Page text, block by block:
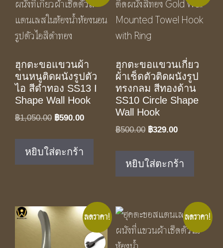
ฮุกตะขอแขวนผ้า
ขนหนูติดผนังรูปตัว
ไอ สีดำทอง SS13 I
Shape Wall Hook
฿1,050.00 Original
฿1,050.00.
฿590.00Current
หยิบใส่ตะกร้า
ฮุกตะขอแขวนเกี่ยว
ผ้าเช็ดตัวติดผนังรูป
ทรงกลม สีทองด้าน
SS10 Circle Shape
Wall Hook
฿500.00 Original
was:
฿500.00.
฿329.00Current
฿329.00.
หยิบใส่ตะกร้า
ลดราคา! ลดราคา!